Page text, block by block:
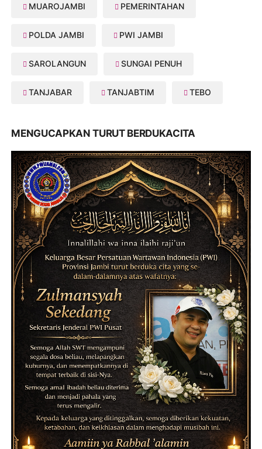
MUAROJAMBI PEMERINTAHAN
POLDA JAMBI PWI JAMBI
SAROLANGUN SUNGAI PENUH
TANJABAR TANJABTIM TEBO
MENGUCAPKAN TURUT BERDUKACITA